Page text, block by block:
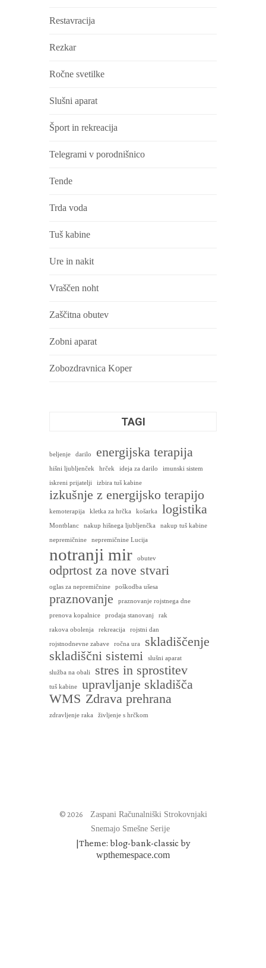
Restavracija
Rezkar
Ročne svetilke
Slušni aparat
Šport in rekreacija
Telegrami v porodnišnico
Tende
Trda voda
Tuš kabine
Ure in nakit
Vraščen noht
Zaščitna obutev
Zobni aparat
Zobozdravnica Koper
TAGI
beljenje darilo energijska terapija
hišni ljubljenček hrček ideja za darilo imunski sistem
iskreni prijatelji izbira tuš kabine
izkušnje z energijsko terapijo
kemoterapija kletka za hrčka košarka logistika
Montblanc nakup hišnega ljubljenčka nakup tuš kabine
nepremičnine nepremičnine Lucija
notranji mir obutev
odprtost za nove stvari
oglas za nepremičnine poškodba ušesa
praznovanje praznovanje rojstnega dne
prenova kopalnice prodaja stanovanj rak
rakova obolenja rekreacija rojstni dan
rojstnodnevne zabave ročna ura
skladiščenje
skladiščni sistemi
slušni aparat
služba na obali stres in sprostitev
tuš kabine
upravljanje skladišča
WMS Zdrava prehrana
zdravljenje raka življenje s hrčkom
© 2026
Zaspani Računalniški Strokovnjaki
Snemajo Smešne Serije
|Theme: blog-bank-classic by
wpthemespace.com